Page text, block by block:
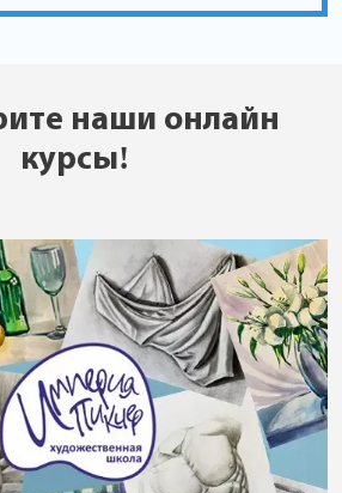
наши онлайн
курсы!